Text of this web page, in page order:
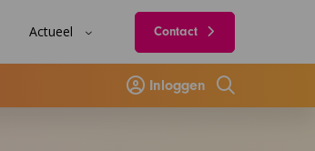
Actueel Contact
Inloggen
Zoeken